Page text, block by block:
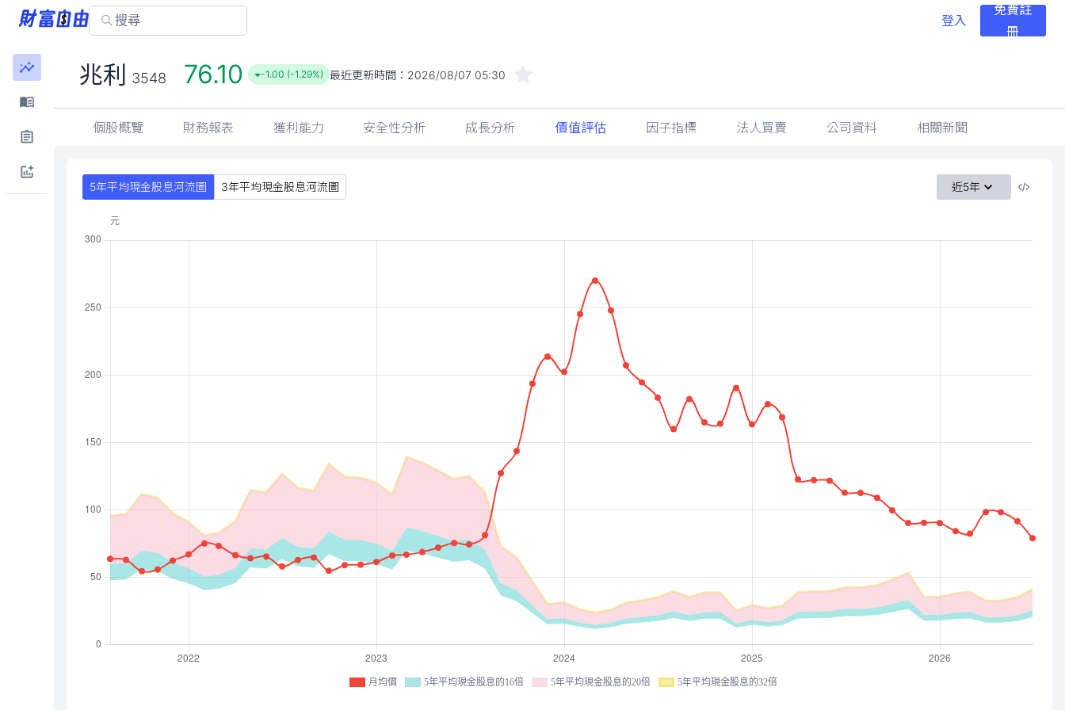
登入
免費註
冊
兆利 3548 76.10 -1.00 (-1.29%) 最近更新時間： 2026/08/07 05:30
個股概覽 財務報表 獲利能力 安全性分析 成長分析 價值評估 因子指標 法人買賣 公司資料 相關新聞
5年平均現金股息河流圖 3年平均現金股息河流圖 近5年
月均價 5年平均現金股息的16倍 5年平均現金股息的20倍 5年平均現金股息的32倍